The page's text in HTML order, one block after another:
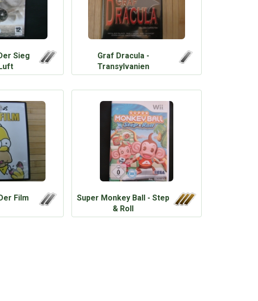
Sieg
Graf Dracula -
Transylvanien
Film
Super Monkey Ball - Step
& Roll